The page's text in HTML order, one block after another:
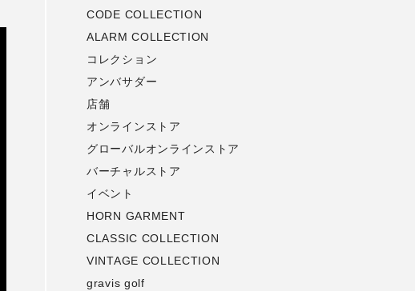
CODE COLLECTION
ALARM COLLECTION
コレクション
アンバサダー
店舗
オンラインストア
グローバルオンラインストア
バーチャルストア
イベント
HORN GARMENT
CLASSIC COLLECTION
VINTAGE COLLECTION
gravis golf